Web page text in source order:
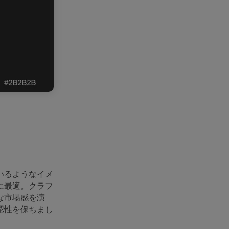
るようなイメ
最適。クラフ
市場感を演
性を保ちまし